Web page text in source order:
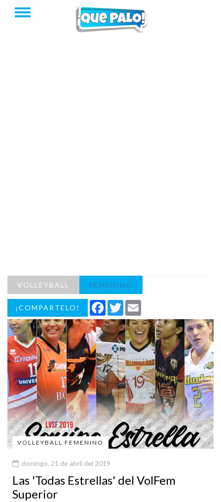
VOLLEYBALL FEMENINO
¡COMPARTELO! Facebook
Twitter
VOLLEYBALL FEMENINO
domingo, 21 de abril del 2019
Las 'Todas Estrellas' del VolFem
Superior